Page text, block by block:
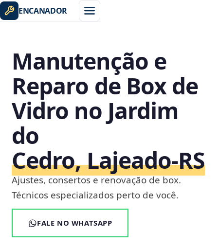
ENCANADOR
Manutenção e
Reparo de Box de
Vidro no Jardim
do
Cedro, Lajeado‑RS
Ajustes, consertos e renovação de box.
Técnicos especializados perto de você.
FALE NO WHATSAPP